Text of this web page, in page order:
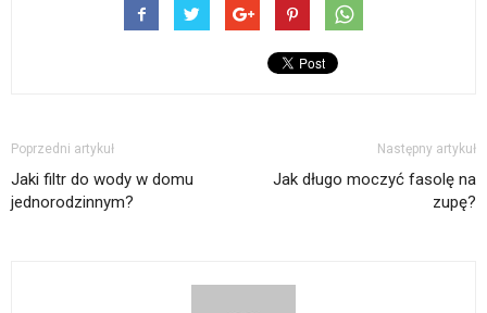
Poprzedni artykuł
Jaki filtr do wody w domu
jednorodzinnym?
Następny artykuł
Jak długo moczyć fasolę na
zupę?